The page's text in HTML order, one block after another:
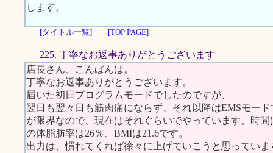
します。
[タイトル一覧] [TOP PAGE]
225. 丁寧なお返事ありがとうございます
店長さん、こんばんは。
丁寧なお返事ありがとうございます。
届いた初日プログラムモードでしたのですが、
翌日も翌々日も筋肉痛にならず、それ以降はEMSモー
が限界なので、現在はそれぐらいでやっています。時
の体脂肪率は26％、BMIは21.6です。
出力は、慣れてくれば徐々に上げていこうと思っていま